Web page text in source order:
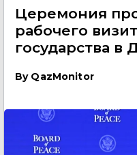
Церемония
рабочего
государства в
By QazMonitor